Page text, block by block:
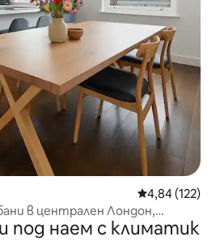
Средна
4,84 (122)
в централен Лондон,
наем с климатик